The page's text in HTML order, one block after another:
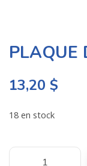
PLAQUE
13,20 $
18 en stock